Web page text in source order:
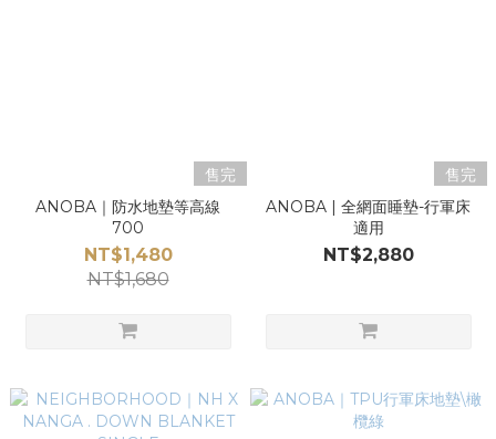
售完
ANOBA｜防水地墊等高線
700
NT$1,480
NT$1,680
售完
ANOBA | 全網面睡墊-行軍床
適用
NT$2,880